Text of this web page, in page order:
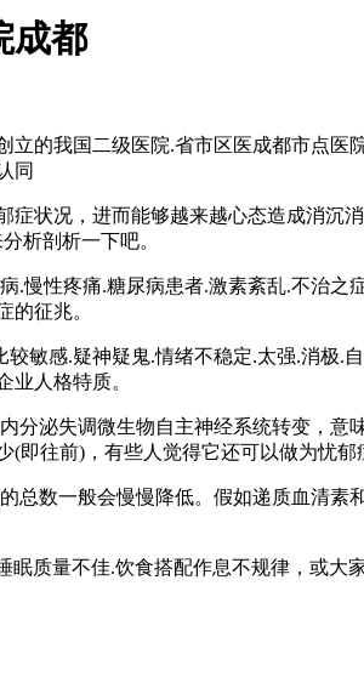
成都
的我国二级医院.省市区医成都市点医
同
况，进而能够越来越心态造成消沉
析剖析一下吧。
性疼痛.糖尿病患者.激素紊乱.不治之
的征兆。
感.疑神疑鬼.情绪不稳定.太强.消极.
人格特质。
泌失调微生物自主神经系统转变，意
往前)，有些人觉得它还可以做为忧郁
数一般会慢慢降低。假如递质血清素
量不佳.饮食搭配作息不规律，或大